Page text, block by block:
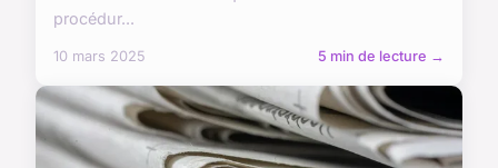
procédur...
10 mars 2025 5 min de lecture →